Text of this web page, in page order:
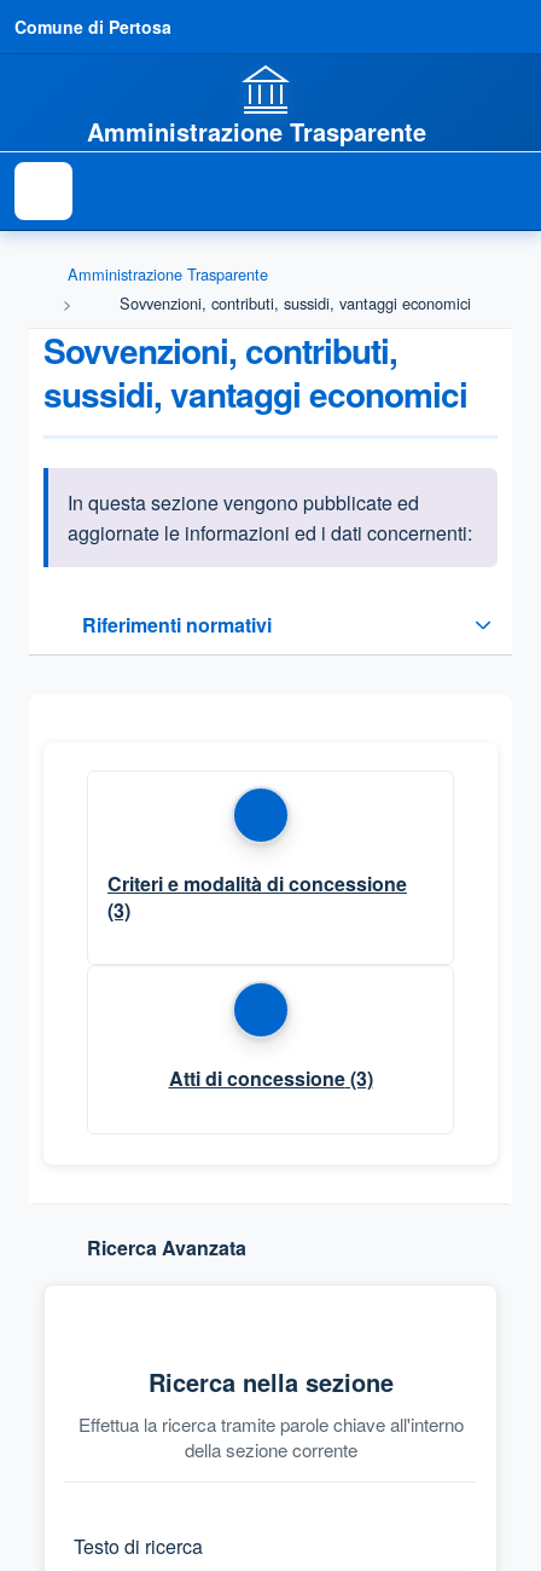
Comune di Pertosa
Amministrazione Trasparente
Amministrazione Trasparente
Sovvenzioni, contributi, sussidi, vantaggi economici
Sovvenzioni, contributi,
sussidi, vantaggi economici
Informazioni introduttive
In questa sezione vengono pubblicate ed
aggiornate le informazioni ed i dati concernenti:
Riferimenti normativi
Sezione compressa
Criteri e modalità di concessione
(3)
Atti di concessione(3)
Ricerca Avanzata
Ricerca nella sezione
Effettua la ricerca tramite parole chiave all'interno
della sezione corrente
Testo di ricerca